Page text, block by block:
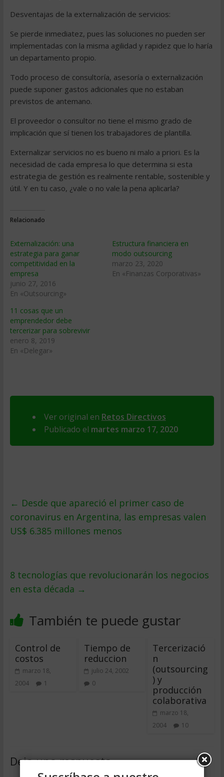
Desventajas de la externalización de servicios:
Se pierde inmediatez, pues las soluciones no pueden ser
implementadas con la misma agilidad y rapidez que lo haría
un departamento propio.
Todo proceso de consultoría, asesoría o externalización
puede suponer gastos adicionales que no estaban
previstos de antemano.
El proveedor o consultor no tiene el mismo grado de
implicación que sí tienen los trabajadores de plantilla.
Externalizar servicios no es bueno ni malo a priori. Es la
necesidad de cada empresa lo que determina si esta
estrategia de gestión es realmente rentable, sostenible y
útil. Y en tu caso, ¿vale o no vale la pena aplicarla?
Relacionado
Externalización: una
estrategia para ganar
competitividad en la
empresa
junio 27, 2016
En «Outsourcing»
Estructura financiera en
modo outsourcing
marzo 23, 2020
En «Finanzas Corporativas»
11 cosas que un
emprendedor debe
tercerizar para sobrevivir
enero 8, 2019
En «Delegar»
Ver original en Retos Directivos
Publicado el martes marzo 17, 2020
← Desde que apareció el primer caso de
coronavirus en Argentina, las empresas valen
US$ 6.385 millones menos
8 tecnologías que revolucionarán los negocios
en esta década →
También te puede gustar
Control de
costos
marzo 18,
2004
1
Tiempo de
reduccion
julio 24, 2002
0
Tercerizació
n
(outsourcing
) y
producción
colaborativa
marzo 18,
2004
10
Deja una respuesta